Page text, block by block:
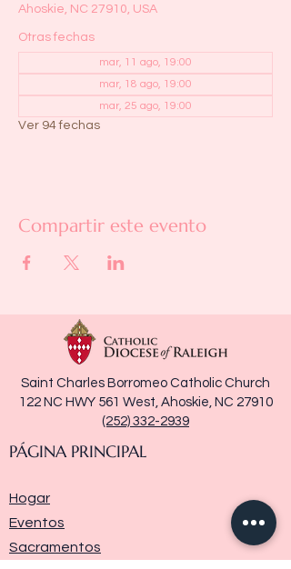
Ahoskie, NC 27910, USA
Otras fechas
mar, 11 ago, 19:00
mar, 18 ago, 19:00
mar, 25 ago, 19:00
Ver 94 fechas
Compartir este evento
Saint Charles Borromeo Catholic Church
122 NC HWY 561 West, Ahoskie, NC 27910
(252) 332-2939
PÁGINA PRINCIPAL
Hogar
Eventos
Sacramentos